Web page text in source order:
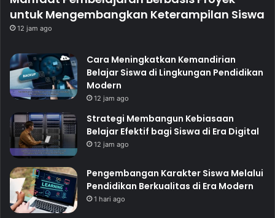
untuk Mengembangkan Keterampilan Siswa
12 jam ago
Cara Meningkatkan Kemandirian
Belajar Siswa di Lingkungan Pendidikan
Modern
12 jam ago
Strategi Membangun Kebiasaan
Belajar Efektif bagi Siswa di Era Digital
12 jam ago
Pengembangan Karakter Siswa Melalui
Pendidikan Berkualitas di Era Modern
1 hari ago